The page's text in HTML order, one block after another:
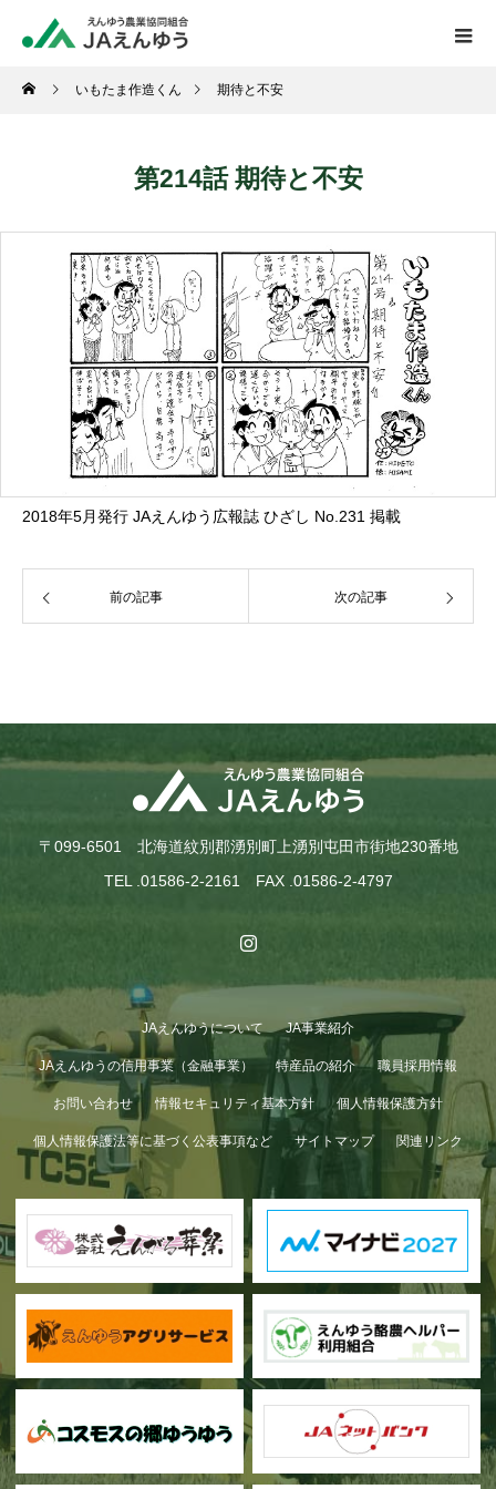
いもたま作造くん 期待と不安
第214話 期待と不安
2018年5月発行 JAえんゆう広報誌 ひざし No.231 掲載
前の記事 次の記事
〒099-6501 北海道紋別郡湧別町上湧別屯田市街地230番地
TEL .01586-2-2161 FAX .01586-2-4797
JAえんゆうについて JA事業紹介
JAえんゆうの信用事業（金融事業） 特産品の紹介 職員採用情報
お問い合わせ 情報セキュリティ基本方針 個人情報保護方針
個人情報保護法等に基づく公表事項など サイトマップ 関連リンク